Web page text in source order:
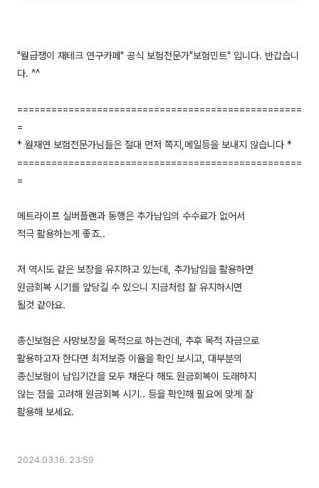
"월급쟁이 재테크 연구카페" 공식 보험전문가"보험민트" 입니다. 반갑습니
다. ^^
==================================================
=
* 월재연 보험전문가님들은 절대 먼저 쪽지,메일등을 보내지 않습니다 *
==================================================
=
메트라이프 실버플랜과 동행은 추가납입의 수수료가 없어서
적극 활용하는게 좋죠..
저 역시도 같은 보장을 유지하고 있는데, 추가납입을 활용하면
원금회복 시기를 앞당길 수 있으니 지금처럼 잘 유지하시면
될것 같아요.
종신보험은 사망보장을 목적으로 하는건데, 추후 목적 자금으로
활용하고자 한다면 최저보증 이율을 확인 보시고, 대부분의
종신보험이 납입기간을 모두 채운다 해도 원금회복이 도래하지
않는 점을 고려해 원금회복 시기.. 등을 확인해 필요에 맞게 잘
활용해 보세요.
2024.03.18. 23:59